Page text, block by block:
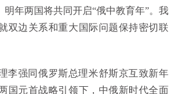
明年两国将共同开启“俄中教育年”。我
双边关系和重大国际问题保持密切联
强同俄罗斯总理米舒斯京互致新年
国元首战略引领下，中俄新时代全面